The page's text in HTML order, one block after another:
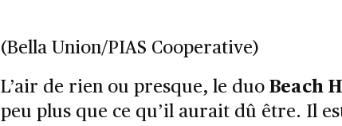
(Bella Union/PIAS Cooperative)
L’air de rien ou presque, le duo Beach
peu plus que ce qu’il aurait dû être. Il